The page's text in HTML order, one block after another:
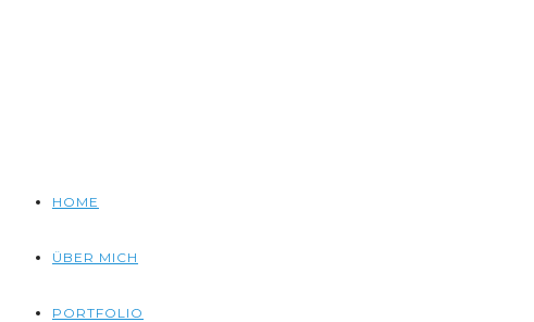
HOME
ÜBER MICH
PORTFOLIO